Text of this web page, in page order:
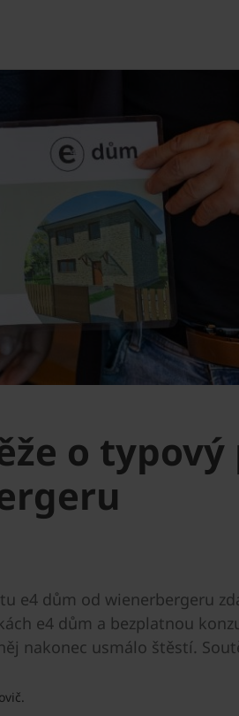
o
dům od wienerbergeru
e4 dům a bezplatnou
nakonec usmálo štěstí.